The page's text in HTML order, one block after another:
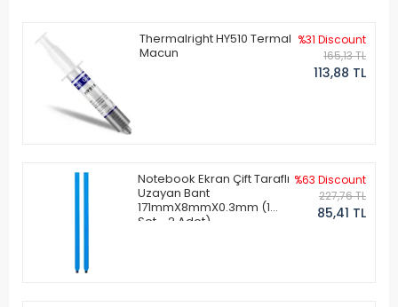
Thermalright HY510 Termal
Macun
%31 Discount
165,13 TL
113,88 TL
Notebook Ekran Çift Taraflı
Uzayan Bant
171mmX8mmX0.3mm (1
Set - 2 Adet)
%63 Discount
227,76 TL
85,41 TL